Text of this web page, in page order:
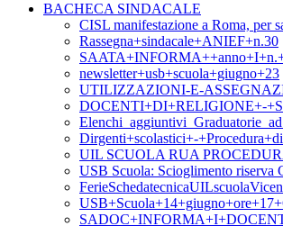
BACHECA SINDACALE
CISL manifestazione a Roma, per
Rassegna+sindacale+ANIEF+n.30
newsletter+usb+scuola+giugno+23
UTILIZZAZIONI-E-
DOCENTI+DI+RELIGIONE+-
Dirgenti+scolastici+-
UIL SCUOLA RUA
USB Scuola: Scioglimento riserva